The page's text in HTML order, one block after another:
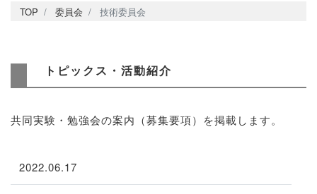
TOP 委員会 技術委員会
トピックス・活動紹介
共同実験・勉強会の案内（募集要項）を掲載します。
2022.06.17